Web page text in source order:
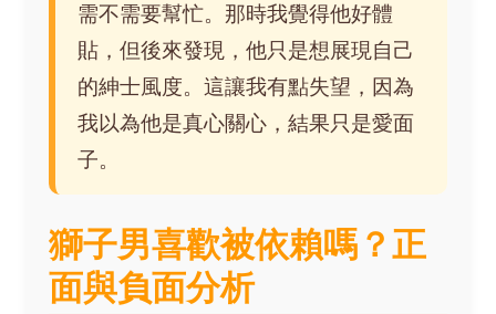
需不需要幫忙。那時我覺得他好體
貼，但後來發現，他只是想展現自己
的紳士風度。這讓我有點失望，因為
我以為他是真心關心，結果只是愛面
子。
獅子男喜歡被依賴嗎？正
面與負面分析